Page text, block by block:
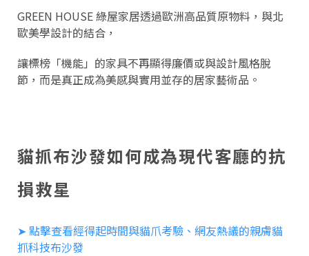
GREEN HOUSE 綠屋家居透過歐洲高品質原物料，與北
歐美學設計的結合，
讓標榜「機能」的家具不再顯得廉價或與設計風格脫
節，而是真正成為美感與實用並存的居家藝術品。
貓抓布沙發如何成為現代客廳的抗
損救星
➤ 點擊查看經得起時間與貓爪考驗、網友熱議的親膚貓
抓科技布沙發